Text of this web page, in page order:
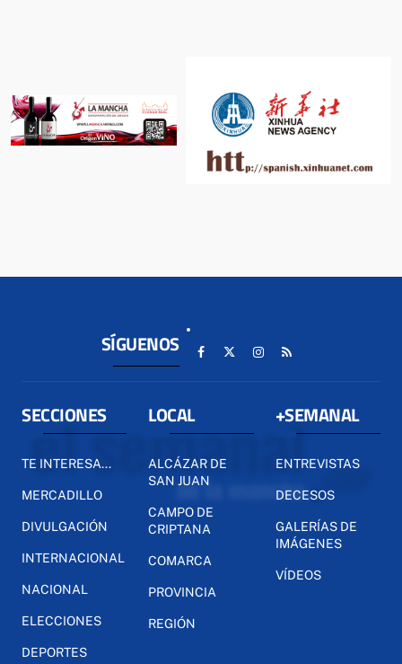
SÍGUENOS
SECCIONES
TE INTERESA...
MERCADILLO
DIVULGACIÓN
INTERNACIONAL
NACIONAL
ELECCIONES
DEPORTES
LOCAL
ALCÁZAR DE
SAN JUAN
CAMPO DE
CRIPTANA
COMARCA
PROVINCIA
REGIÓN
+SEMANAL
ENTREVISTAS
DECESOS
GALERÍAS DE
IMÁGENES
VÍDEOS